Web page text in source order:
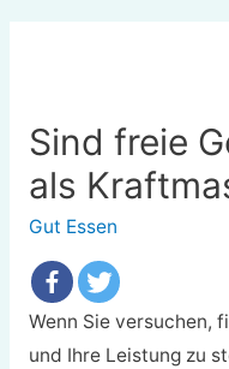
Sind freie
als
Gut Essen
Wenn Sie versuchen,
und Ihre Leistung zu